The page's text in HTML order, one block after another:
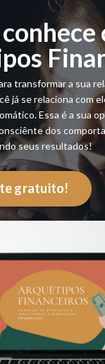
transformar a sua
já se relaciona com
Essa é a sua
dos
seus resultados!
gratuito!